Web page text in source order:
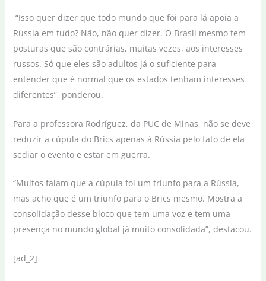
“Isso quer dizer que todo mundo que foi para lá apoia a
Rússia em tudo? Não, não quer dizer. O Brasil mesmo tem
posturas que são contrárias, muitas vezes, aos interesses
russos. Só que eles são adultos já o suficiente para
entender que é normal que os estados tenham interesses
diferentes”, ponderou.
Para a professora Rodríguez, da PUC de Minas, não se deve
reduzir a cúpula do Brics apenas à Rússia pelo fato de ela
sediar o evento e estar em guerra.
“Muitos falam que a cúpula foi um triunfo para a Rússia,
mas acho que é um triunfo para o Brics mesmo. Mostra a
consolidação desse bloco que tem uma voz e tem uma
presença no mundo global já muito consolidada”, destacou.
[ad_2]